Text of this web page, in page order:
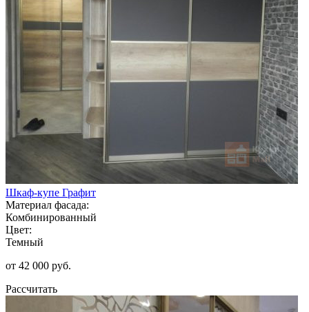
Шкаф-купе Графит
Материал фасада:
Комбинированный
Цвет:
Темный
от 42 000 руб.
Рассчитать